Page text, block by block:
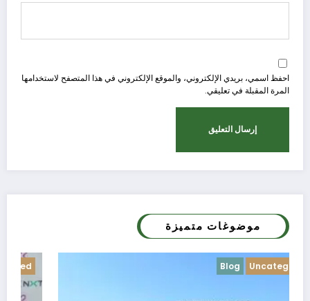
احفظ اسمي، بريدي الإلكتروني، والموقع الإلكتروني في هذا المتصفح لاستخدامها
المرة المقبلة في تعليقي.
موضوغات متميزة
Uncategorized